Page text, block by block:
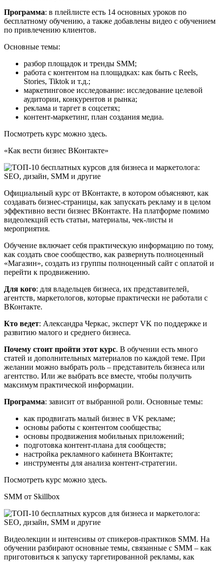
Программа: в плейлисте есть 14 основных уроков по
бесплатному обучению, а также добавлены видео с обучением
по привлечению клиентов.
Основные темы:
разбор площадок и тренды SMM;
работа с контентом на площадках: как быть с Reels,
Stories, Tiktok и т.д.;
маркетинговое исследование: исследование целевой
аудитории, конкурентов и рынка;
реклама и таргет в соцсетях;
контент-маркетинг, план создания медиа.
Посмотреть курс можно здесь.
«Как вести бизнес ВКонтакте»
Официальный курс от ВКонтакте, в котором объясняют, как
создавать бизнес-страницы, как запускать рекламу и в целом
эффективно вести бизнес ВКонтакте. На платформе помимо
видеолекций есть статьи, материалы, чек-листы и
мероприятия.
Обучение включает себя практическую информацию по тому,
как создать свое сообщество, как развернуть полноценный
«Магазин», создать из группы полноценный сайт с оплатой и
перейти к продвижению.
Для кого: для владельцев бизнеса, их представителей,
агентств, маркетологов, которые практически не работали с
ВКонтакте.
Кто ведет: Александра Черкас, эксперт VK по поддержке и
развитию малого и среднего бизнеса.
Почему стоит пройти этот курс. В обучении есть много
статей и дополнительных материалов по каждой теме. При
желании можно выбрать роль – представитель бизнеса или
агентство. Или же выбрать все вместе, чтобы получить
максимум практической информации.
Программа: зависит от выбранной роли. Основные темы:
как продвигать малый бизнес в VK рекламе;
основы работы с контентом сообщества;
основы продвижения мобильных приложений;
подготовка контент-плана для сообществ;
настройка рекламного кабинета ВКонтакте;
инструменты для анализа контент-стратегии.
Посмотреть курс можно здесь.
SMM от Skillbox
Видеолекции и интенсивы от спикеров-практиков SMM. На
обучении разбирают основные темы, связанные с SMM – как
приготовиться к запуску таргетированной рекламы, как